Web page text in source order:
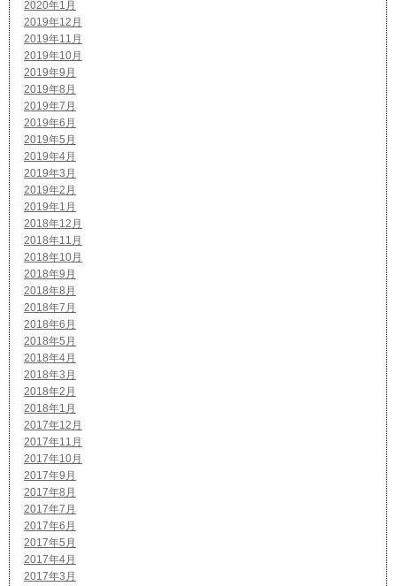
2020年1月
2019年12月
2019年11月
2019年10月
2019年9月
2019年8月
2019年7月
2019年6月
2019年5月
2019年4月
2019年3月
2019年2月
2019年1月
2018年12月
2018年11月
2018年10月
2018年9月
2018年8月
2018年7月
2018年6月
2018年5月
2018年4月
2018年3月
2018年2月
2018年1月
2017年12月
2017年11月
2017年10月
2017年9月
2017年8月
2017年7月
2017年6月
2017年5月
2017年4月
2017年3月